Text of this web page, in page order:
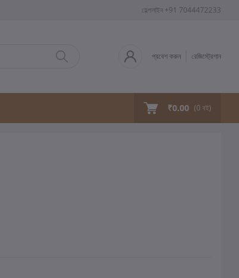
হেল্পলাইন +91 7044472233
প্রবেশ করুন রেজিস্ট্রেশান
₹0.00 (0 বই)